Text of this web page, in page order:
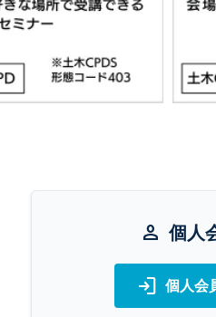
person 個人
login 個人会